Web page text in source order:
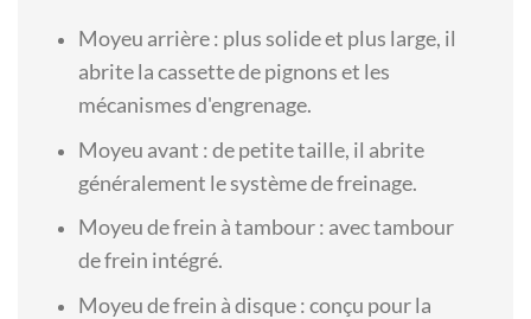
Moyeu arrière : plus solide et plus large, il
abrite la cassette de pignons et les
mécanismes d'engrenage.
Moyeu avant : de petite taille, il abrite
généralement le système de freinage.
Moyeu de frein à tambour : avec tambour
de frein intégré.
Moyeu de frein à disque : conçu pour la